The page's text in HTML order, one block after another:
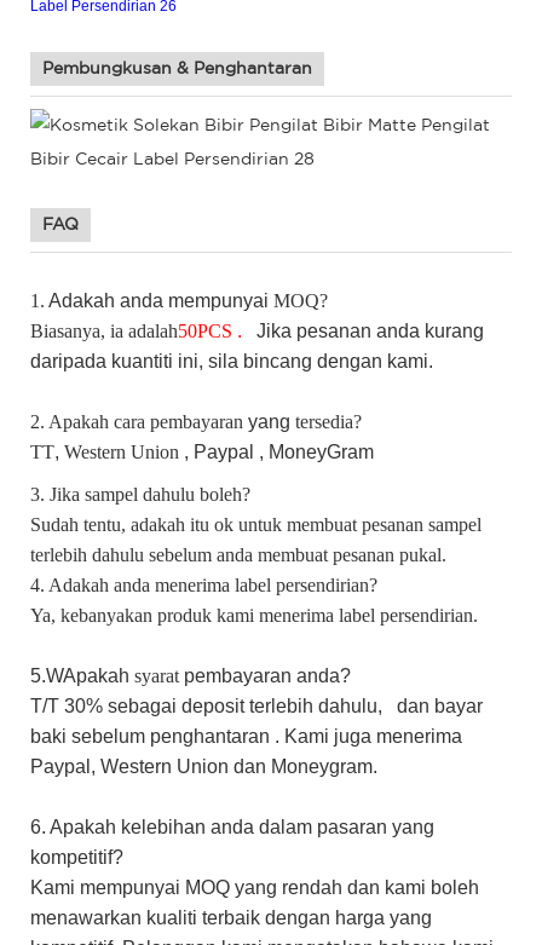
Pembungkusan & Penghantaran
FAQ
1. Adakah anda mempunyai MOQ?
Biasanya, ia adalah50PCS . Jika pesanan anda kurang
daripada kuantiti ini, sila bincang dengan kami.
2. Apakah cara pembayaran yang tersedia?
TT, Western Union , Paypal , MoneyGram
3. Jika sampel dahulu boleh?
Sudah tentu, adakah itu ok untuk membuat pesanan sampel
terlebih dahulu sebelum anda membuat pesanan pukal.
4. Adakah anda menerima label persendirian?
Ya, kebanyakan produk kami menerima label persendirian.
5.WApakah syarat pembayaran anda?
T/T 30% sebagai deposit terlebih dahulu,
dan bayar
baki sebelum penghantaran . Kami juga menerima
Paypal, Western Union dan Moneygram.
6. Apakah kelebihan anda dalam pasaran yang
kompetitif?
Kami mempunyai MOQ yang rendah dan kami boleh
menawarkan kualiti terbaik dengan harga yang